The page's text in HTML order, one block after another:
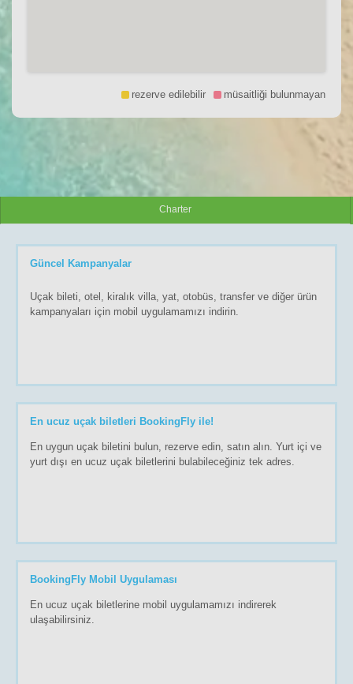
rezerve edilebilir müsaitliği bulunmayan
Charter
Güncel Kampanyalar
Uçak bileti, otel, kiralık villa, yat, otobüs, transfer ve diğer ürün
kampanyaları için mobil uygulamamızı indirin.
En ucuz uçak biletleri BookingFly ile!
En uygun uçak biletini bulun, rezerve edin, satın alın. Yurt içi ve
yurt dışı en ucuz uçak biletlerini bulabileceğiniz tek adres.
BookingFly Mobil Uygulaması
En ucuz uçak biletlerine mobil uygulamamızı indirerek
ulaşabilirsiniz.